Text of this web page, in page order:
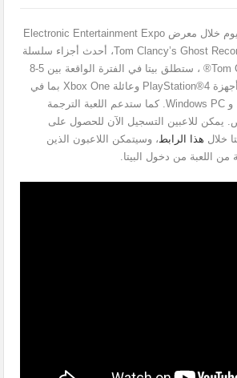
أعلنت شركة Ubisoft اليوم خلال معرض Electronic Entertainment Expo
(E3) أن Tom Clancy’s Ghost Recon® Breakpoint، أحدث أجزاء سلسلة
Tom Clancy’s Ghost Recon® ، ستطلق بيتا في الفترة الواقعة بين 5-8
سبتمبر/5-8 محرم على أجهزة PlayStation®4 وعائلة Xbox One بما في
ذلك جهاز Xbox One X، و Windows PC. كما ستدعم اللعبة الترجمة
يمكن للاعبين التسجيل الآن للحصول على
خلال هذا الرابط، وسيتمكن اللاعبون الذين
اللعبة من دخول البيتا.